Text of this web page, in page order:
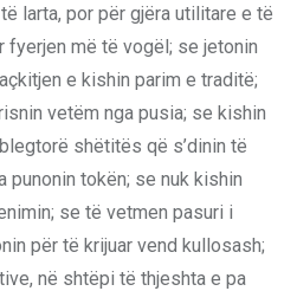
larta, por për gjëra utilitare e të
fyerjen më të vogël; se jetonin
e kishin parim e traditë;
vetëm nga pusia; se kishin
shëtitës që s’dinin të
punonin tokën; se nuk kishin
se të vetmen pasuri i
për të krijuar vend kullosash;
në shtëpi të thjeshta e pa